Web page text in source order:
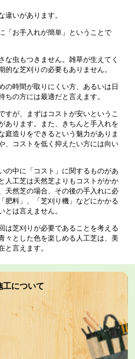
違いがあります。
「お手入れが簡単」ということで
な虫もつきません。雑草が生えてく
な芝刈りの必要もありません。
の時間が取りにくい方、あるいは日
の方には最適だと言えます。
すが、まずはコストが安いというこ
あります。また、きちんと手入れを
庭造りをできるという魅力がありま
、コストを低く抑えたい方には向い
の中に「コスト」に関するものがあ
人工芝は天然芝よりもコストがかか
天然芝の場合、その後の手入れに必
肥料」、「芝刈り機」などにかかる
とは言えません。
は芝刈りが必要であることを考える
々とした色を楽しめる人工芝は、美
と言えます。
工について